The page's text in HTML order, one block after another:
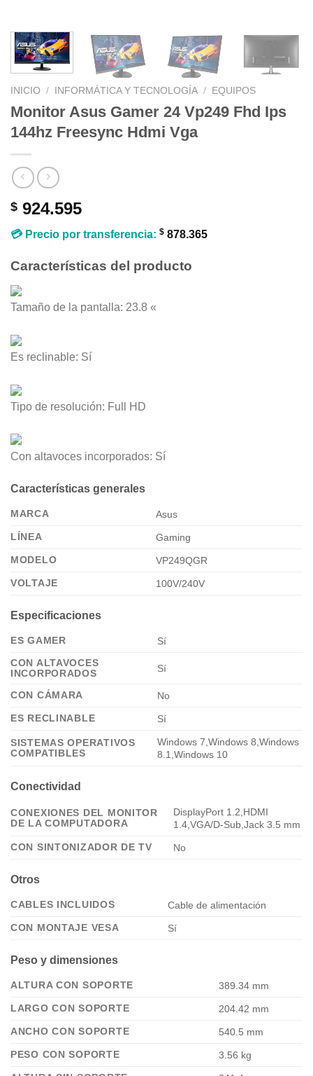
INICIO / INFORMÁTICA Y TECNOLOGÍA / EQUIPOS
Monitor Asus Gamer 24 Vp249 Fhd Ips
144hz Freesync Hdmi Vga
$ 924.595
💳 Precio por transferencia: $ 878.365
Características del producto
Tamaño de la pantalla: 23.8 «
Es reclinable: Sí
Tipo de resolución: Full HD
Con altavoces incorporados: Sí
Características generales
MARCA
Asus
LÍNEA
Gaming
MODELO
VP249QGR
VOLTAJE
100V/240V
Especificaciones
ES GAMER
Sí
CON ALTAVOCES
INCORPORADOS
Sí
CON CÁMARA
No
ES RECLINABLE
Sí
SISTEMAS OPERATIVOS
COMPATIBLES
Windows 7,Windows 8,Windows
8.1,Windows 10
Conectividad
CONEXIONES DEL MONITOR
DE LA COMPUTADORA
DisplayPort 1.2,HDMI
1.4,VGA/D-Sub,Jack 3.5 mm
CON SINTONIZADOR DE TV
No
Otros
CABLES INCLUIDOS
Cable de alimentación
CON MONTAJE VESA
Sí
Peso y dimensiones
ALTURA CON SOPORTE
389.34 mm
LARGO CON SOPORTE
204.42 mm
ANCHO CON SOPORTE
540.5 mm
PESO CON SOPORTE
3.56 kg